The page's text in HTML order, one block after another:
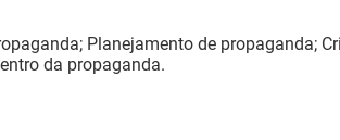
Planejamento de propaganda;
da propaganda.